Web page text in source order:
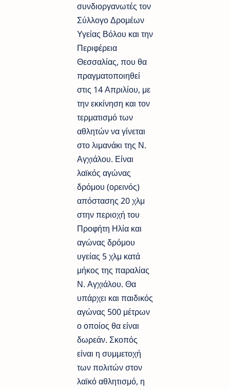
συνδιοργανωτές τον
Σύλλογο Δρομέων
Υγείας Βόλου και την
Περιφέρεια
Θεσσαλίας, που θα
πραγματοποιηθεί
στις 14 Απριλίου, με
την εκκίνηση και τον
τερματισμό των
αθλητών να γίνεται
στο λιμανάκι της Ν.
Αγχιάλου. Είναι
λαϊκός αγώνας
δρόμου (ορεινός)
απόστασης 20 χλμ
στην περιοχή του
Προφήτη Ηλία και
αγώνας δρόμου
υγείας 5 χλμ κατά
μήκος της παραλίας
Ν. Αγχιάλου. Θα
υπάρχει και παιδικός
αγώνας 500 μέτρων
ο οποίος θα είναι
δωρεάν. Σκοπός
είναι η συμμετοχή
των πολιτών στον
λαϊκό αθλητισμό, η